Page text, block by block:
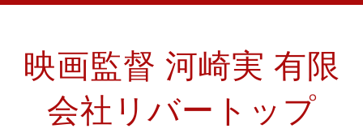
映画監督 河崎実 有限
会社リバートップ